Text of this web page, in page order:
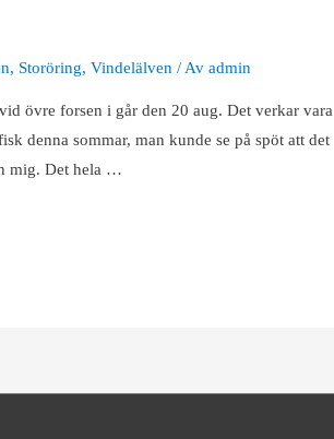
, Storöring,Vindelälven / Av admin
övre forsen i går den 20 aug. Det verkar vara
denna sommar, man kunde se på spöt att det
mig. Det hela …